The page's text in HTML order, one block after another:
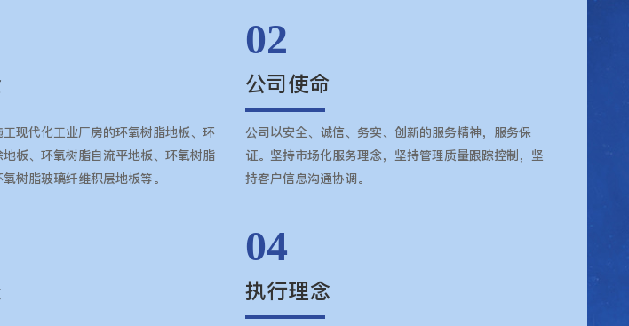
现代化工业厂房的环氧树脂地板、环
板、环氧树脂自流平地板、环氧树脂
树脂玻璃纤维积层地板等。
02
公司使命
公司以安全、诚信、务实、创新的服务精神，服务保
证。坚持市场化服务理念，坚持管理质量跟踪控制，坚
持客户信息沟通协调。
04
执行理念